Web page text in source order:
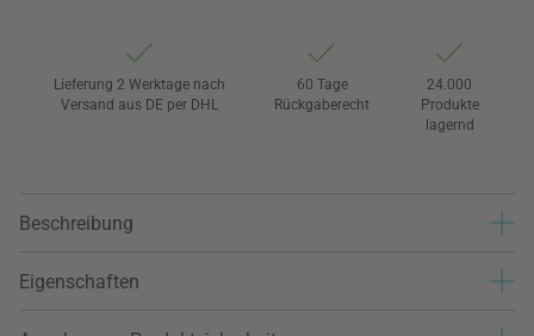
Lieferung 2 Werktage nach
Versand aus DE per DHL
60 Tage
Rückgaberecht
24.000
Produkte
lagernd
Beschreibung
Eigenschaften